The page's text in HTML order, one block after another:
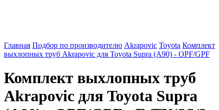
Главная Подбор по производителю Akrapovic Toyota Комплект
выхлопных труб Akrapovic для Toyota Supra (A90) - OPF/GPF
Комплект выхлопных труб
Akrapovic для Toyota Supra